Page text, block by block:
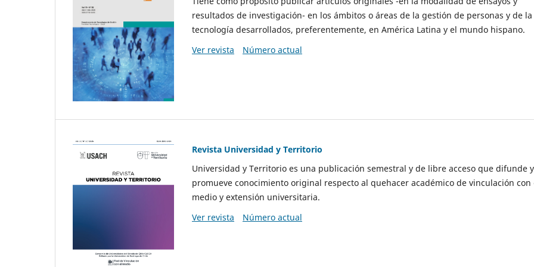
resultados de investigación- en los ámbitos o áreas de la gestión de personas y de la
tecnología desarrollados, preferentemente, en América Latina y el mundo hispano.
Ver revista
Número actual
Revista Universidad y Territorio
Universidad y Territorio es una publicación semestral y de libre acceso que difunde y
promueve conocimiento original respecto al quehacer académico de vinculación con
medio y extensión universitaria.
Ver revista
Número actual